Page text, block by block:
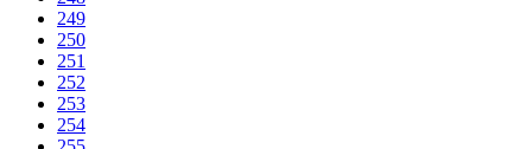
249
250
251
252
253
254